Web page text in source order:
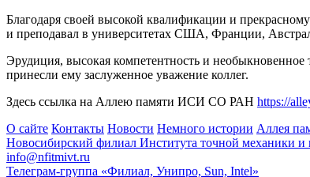
Благодаря своей высокой квалификации и
и преподавал в университетах США, Франции,
Эрудиция, высокая компетентность и
принесли ему заслуженное уважение коллег.
Здесь ссылка на Аллею памяти ИСИ СО РАН https://
О сайте Контакты Новости Немного истории Аллея
Новосибирский филиал Института точной механики
info@nfitmivt.ru
Телеграм-группа «Филиал, Унипро, Sun, Intel»